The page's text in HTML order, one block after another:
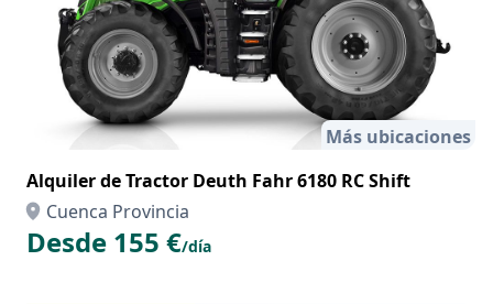
Más ubicaciones
Alquiler de Tractor Deuth Fahr 6180 RC Shift
Cuenca Provincia
Desde 155 €/día